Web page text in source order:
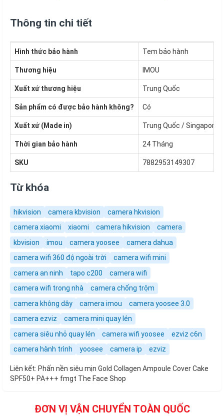
Thông tin chi tiết
Hình thức bảo hành Tem bảo hành
Thương hiệu IMOU
Xuất xứ thương hiệu Trung Quốc
Sản phẩm có được bảo hành không? Có
Xuất xứ (Made in) Trung Quốc / Singapore
Thời gian bảo hành 24 Tháng
SKU 7882953149307
Từ khóa
hikvision camera kbvision
camera hkvision
camera xiaomi
xiaomi camera hikvision
camera
kbvision
imou camera yoosee
camera dahua
camera wifi 360 độ ngoài trời
camera wifi mini
camera an ninh
tapo c200
camera wifi
camera wifi trong nhà
camera chống trộm
camera không dây
camera imou
camera yoosee 3.0
camera ezviz
camera mini quay lén
camera siêu nhỏ quay lén
camera wifi yoosee
ezviz c6n
camera hành trình
yoosee camera ip ezviz
Liên kết: Phấn nền siêu mịn Gold Collagen Ampoule Cover Cake
SPF50+ PA+++ fmgt The Face Shop
ĐƠN VỊ VẬN CHUYỂN TOÀN QUỐC